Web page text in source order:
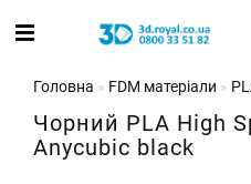
Головна FDM матеріали
Чорний PLA High
Anycubic black